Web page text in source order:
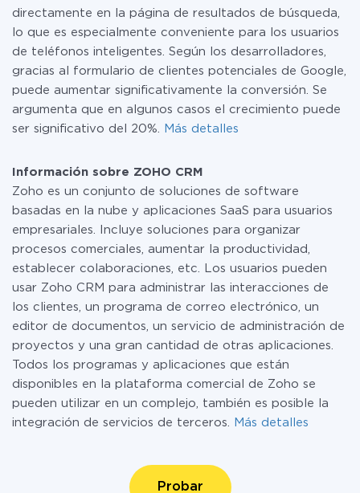
directamente en la página de resultados de búsqueda,
lo que es especialmente conveniente para los usuarios
de teléfonos inteligentes. Según los desarrolladores,
gracias al formulario de clientes potenciales de Google,
puede aumentar significativamente la conversión. Se
argumenta que en algunos casos el crecimiento puede
ser significativo del 20%.
Más detalles
Información sobre ZOHO CRM
Zoho es un conjunto de soluciones de software
basadas en la nube y aplicaciones SaaS para usuarios
empresariales. Incluye soluciones para organizar
procesos comerciales, aumentar la productividad,
establecer colaboraciones, etc. Los usuarios pueden
usar Zoho CRM para administrar las interacciones de
los clientes, un programa de correo electrónico, un
editor de documentos, un servicio de administración de
proyectos y una gran cantidad de otras aplicaciones.
Todos los programas y aplicaciones que están
disponibles en la plataforma comercial de Zoho se
pueden utilizar en un complejo, también es posible la
integración de servicios de terceros.
Más detalles
Probar